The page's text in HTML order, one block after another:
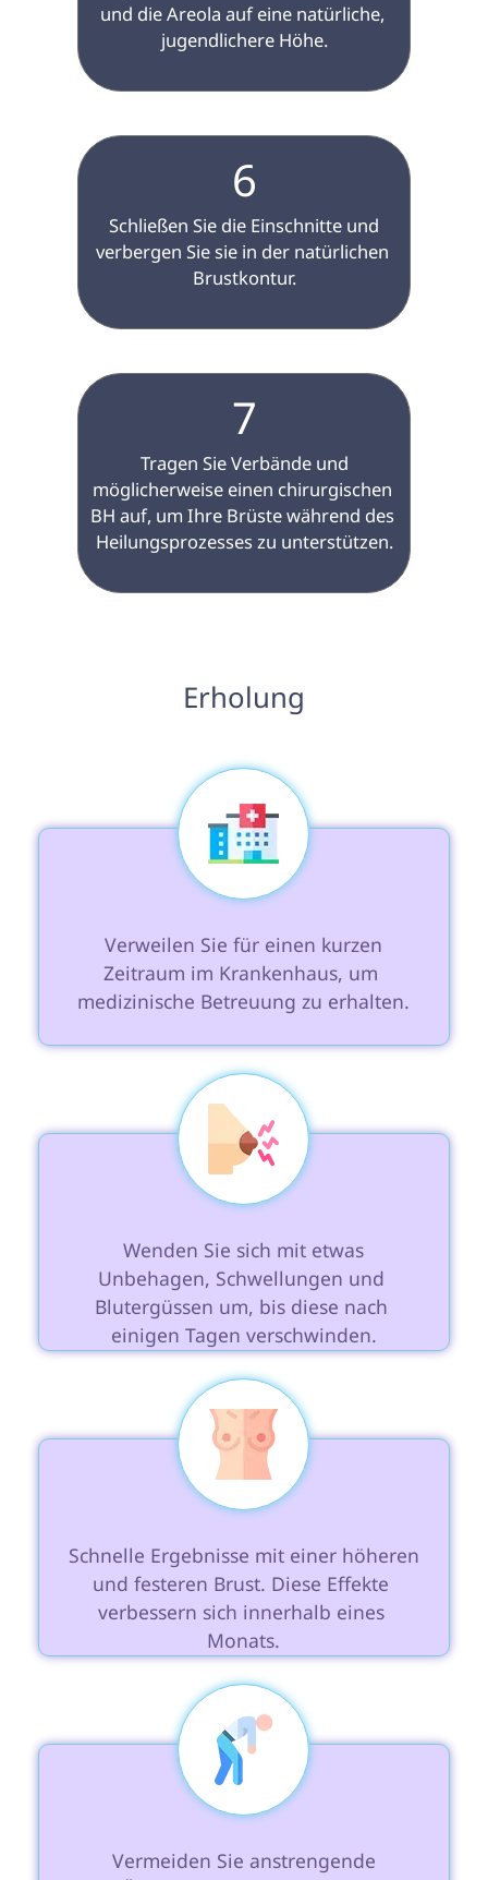
und die Areola auf eine natürliche,
jugendlichere Höhe.
6
verbergen Sie sie in der natürlichen
Brustkontur.
7
möglicherweise einen chirurgischen
BH auf, um Ihre Brüste während des
Heilungsprozesses zu unterstützen.
Erholung
Verweilen Sie für einen kurzen
Zeitraum im Krankenhaus, um
medizinische Betreuung zu erhalten.
Wenden Sie sich mit etwas
Unbehagen, Schwellungen und
Blutergüssen um, bis diese nach
einigen Tagen verschwinden.
und festeren Brust. Diese Effekte
verbessern sich innerhalb eines
Monats.